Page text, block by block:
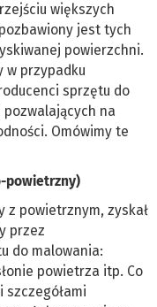
większych
jest tych
powierzchni.
w przypadku
sprzętu do
na
Omówimy te
powietrzny)
z powietrznym, zyskał
przez
do malowania:
powietrza itp. Co
szczegółami